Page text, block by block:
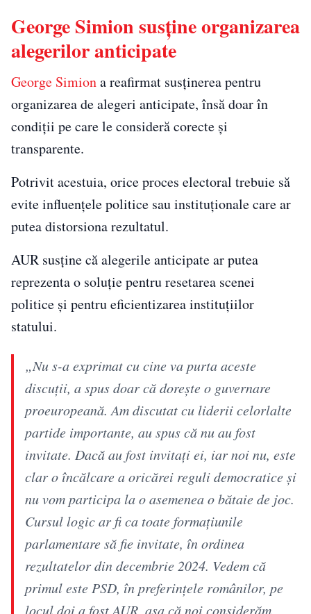
George Simion susține organizarea
alegerilor anticipate
George Simiona reafirmat susținerea pentru
organizarea de alegeri anticipate, însă doar în
condiții pe care le consideră corecte și
transparente.
Potrivit acestuia, orice proces electoral trebuie să
evite influențele politice sau instituționale care ar
putea distorsiona rezultatul.
AUR susține că alegerile anticipate ar putea
reprezenta o soluție pentru resetarea scenei
politice și pentru eficientizarea instituțiilor
statului.
„Nu s-a exprimat cu cine va purta aceste
discuții, a spus doar că dorește o guvernare
proeuropeană. Am discutat cu liderii celorlalte
partide importante, au spus că nu au fost
invitate. Dacă au fost invitați ei, iar noi nu, este
clar o încălcare a oricărei reguli democratice și
nu vom participa la o asemenea o bătaie de joc.
Cursul logic ar fi ca toate formațiunile
parlamentare să fie invitate, în ordinea
rezultatelor din decembrie 2024. Vedem că
primul este PSD, în preferințele românilor, pe
locul doi a fost AUR, așa că noi considerăm